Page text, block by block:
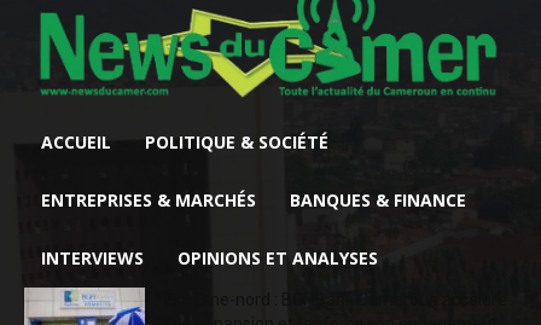
ACCUEIL POLITIQUE & SOCIÉTÉ
ENTREPRISES & MARCHÉS BANQUES & FINANCE
INTERVIEWS OPINIONS ET ANALYSES